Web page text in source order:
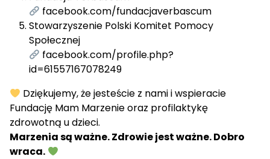
facebook.com/fundacjaverbascum
Stowarzyszenie Polski Komitet Pomocy
Społecznej
facebook.com/profile.php?
id=61557167078249
Dziękujemy, że jesteście z nami i wspieracie
Fundację Mam Marzenie oraz profilaktykę
zdrowotną u dzieci.
Marzenia są ważne. Zdrowie jest ważne. Dobro
wraca.